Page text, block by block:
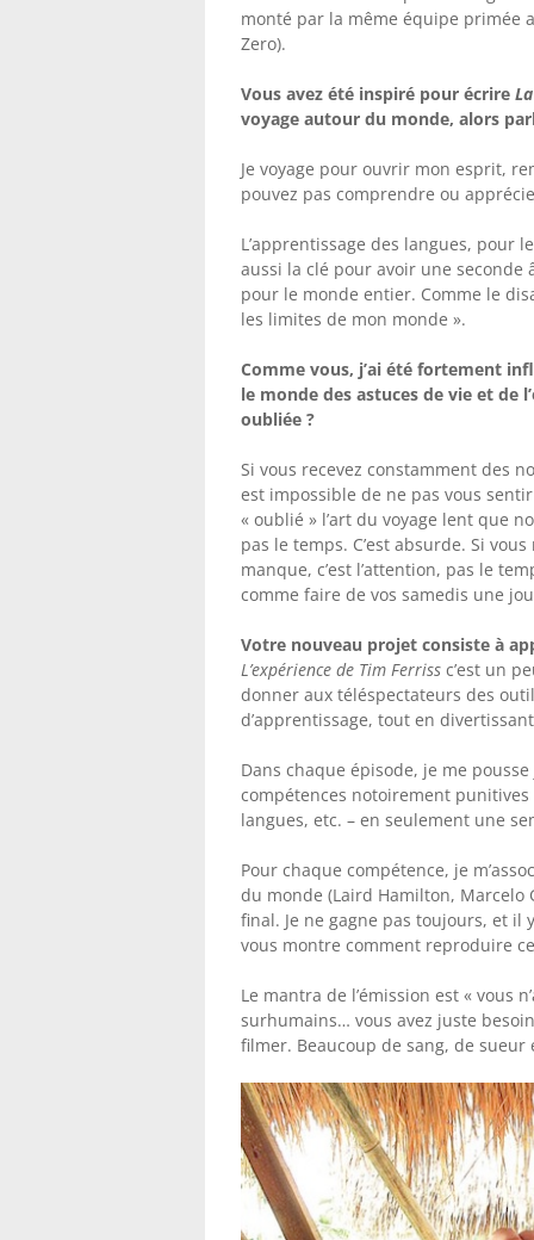
monté par la même équipe primée
Zero).
Vous avez été inspiré pour écrire
voyage autour du monde, alors
Je voyage pour ouvrir mon esprit,
pouvez pas comprendre ou
L’apprentissage des langues, pour
aussi la clé pour avoir une seconde
pour le monde entier. Comme le
les limites de mon monde ».
Comme vous, j’ai été fortement
le monde des astuces de vie et de
oubliée ?
Si vous recevez constamment des
est impossible de ne pas vous
« oublié » l’art du voyage lent que
pas le temps. C’est absurde. Si
manque, c’est l’attention, pas le
comme faire de vos samedis une
Votre nouveau projet consiste à
L’expérience de Tim Ferriss c’est un
donner aux téléspectateurs des
d’apprentissage, tout en
Dans chaque épisode, je me
compétences notoirement
langues, etc. – en seulement une
Pour chaque compétence, je
du monde (Laird Hamilton,
final. Je ne gagne pas toujours, et il
vous montre comment reproduire
Le mantra de l’émission est « vous
surhumains… vous avez juste
filmer. Beaucoup de sang, de